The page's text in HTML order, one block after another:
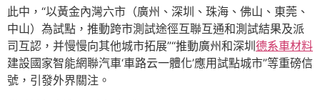
此中，“以黃金內灣六市（廣州、深圳、珠海、佛山、東莞、
中山）為試點，推動跨市測試途徑互聯互通和測試結果及派
司互認，并慢慢向其他城市拓展”“推動廣州和深圳 德系車材料
建設國家智能網聯汽車‘車路云一體化’應用試點城市”等重磅信
號，引發外界關注。